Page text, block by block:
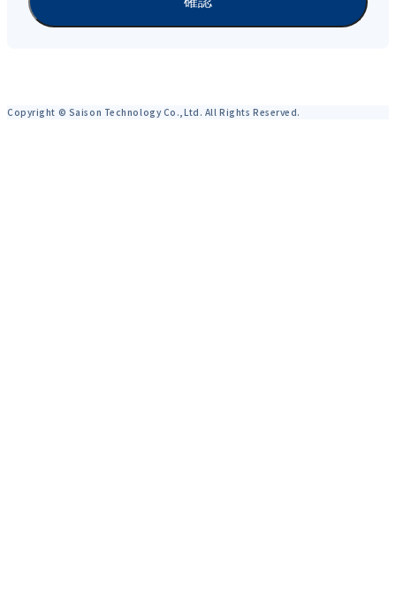
Copyright © Saison Technology Co.,Ltd. All Rights Reserved.